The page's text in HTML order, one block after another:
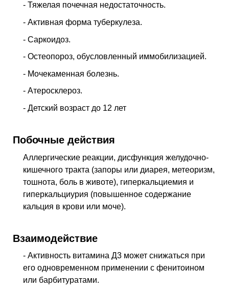
- Тяжелая почечная недостаточность.
- Активная форма туберкулеза.
- Саркоидоз.
- Остеопороз, обусловленный иммобилизацией.
- Мочекаменная болезнь.
- Атеросклероз.
- Детский возраст до 12 лет
Побочные действия
Аллергические реакции, дисфункция желудочно-
кишечного тракта (запоры или диарея, метеоризм,
тошнота, боль в животе), гиперкальциемия и
гиперкальциурия (повышен­ное содержание
кальция в крови или моче).
Взаимодействие
- Активность витамина Д3 может снижаться при
его одновременном применении с фенитоином
или барбитуратами.